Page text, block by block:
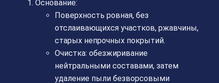
Основание:
Поверхность ровная, без
отслаивающихся участков, ржавчины,
старых непрочных покрытий.
Очистка: обезжиривание
нейтральными составами, затем
удаление пыли безворсовыми